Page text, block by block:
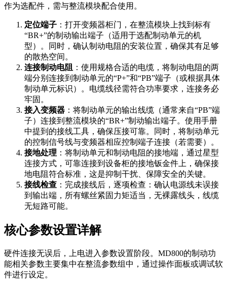
作为选配件，需与整流模块配合使用。
定位端子 ：打开变频器柜门，在整流模块上找到标有
“BR+”的制动输出端子（适用于选配制动单元的机
型）。同时，确认制动电阻的安装位置，确保其有足够
的散热空间。
连接制动电阻 ：使用规格合适的电缆，将制动电阻的两
端分别连接到制动单元的“P+”和“PB”端子（或根据具体
制动单元标识）。电缆线径需符合功率要求，连接务必
牢固。
接入变频器 ：将制动单元的输出线缆（通常来自“PB”端
子）连接到整流模块的“BR+”制动输出端子。使用手册
中提到的接线工具，确保压接可靠。同时，将制动单元
的控制信号线与变频器相应控制端子连接（若需要）。
接地处理 ：将制动单元和制动电阻的接地端，通过星型
连接方式，可靠连接到设备柜的接地钣金件上，确保接
地电阻符合标准，这是抑制干扰、保障安全的关键。
接线检查 ：完成接线后，逐项检查：确认电源线未误接
到输出端，所有螺丝紧固力矩适当，无裸露线头，线缆
无短路可能。
核心参数设置详解
硬件连接无误后，上电进入参数设置阶段。MD800的制动功
能相关参数主要集中在整流参数组中，通过操作面板或调试软
件进行设定。